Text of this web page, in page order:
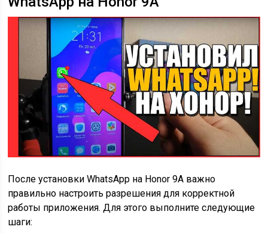
После установки WhatsApp на Honor 9A важно
правильно настроить разрешения для корректной
работы приложения. Для этого выполните следующие
шаги: